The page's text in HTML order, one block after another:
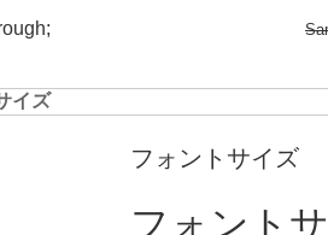
イズ
フォントサイズ
フォント